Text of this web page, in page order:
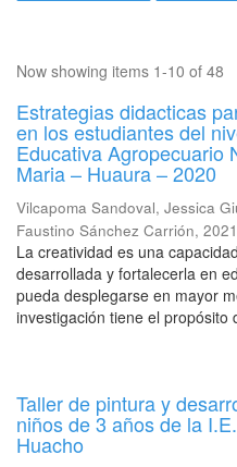
Now showing items 1-10 of 48
Estrategias didacticas
en los estudiantes del
Educativa Agropecuario
Maria – Huaura – 2020
Vilcapoma Sandoval, Jessica
Faustino Sánchez Carrión,
La creatividad es una
desarrollada y fortalecerla en
pueda desplegarse en mayor
investigación tiene el propósito
Taller de pintura y
niños de 3 años de la
Huacho